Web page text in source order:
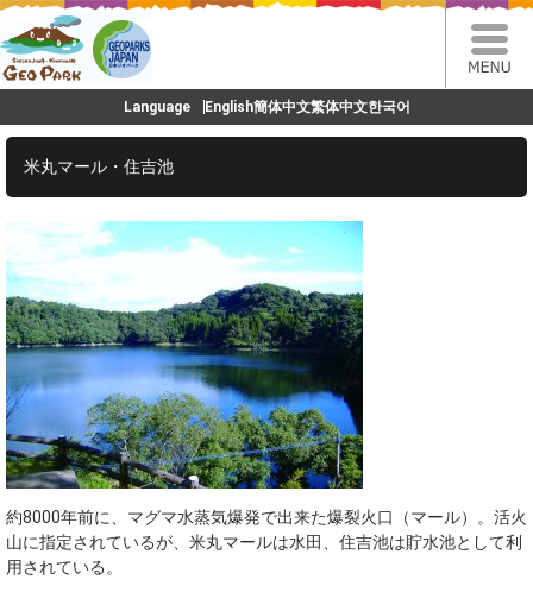
Language English簡体中文繁体中文한국어
米丸マール・住吉池
約8000年前に、マグマ水蒸気爆発で出来た爆裂火口（マール）。活火
山に指定されているが、米丸マールは水田、住吉池は貯水池として利
用されている。